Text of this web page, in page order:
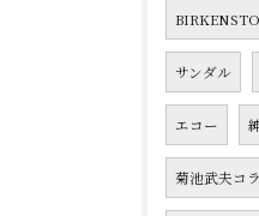
サンダル
エコー
菊池武夫コ